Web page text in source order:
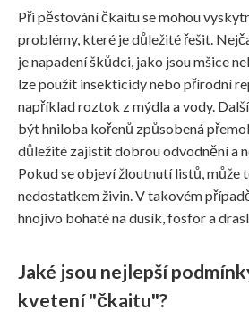
Při pěstování čkaitu se mohou
problémy, které je důležité řešit.
je napadení škůdci, jako jsou mšice
lze použít insekticidy nebo přírodní
například roztok z mýdla a vody.
být hniloba kořenů způsobená
důležité zajistit dobrou odvodnění a
Pokud se objeví žloutnutí listů, může
nedostatkem živin. V takovém
hnojivo bohaté na dusík, fosfor a
Jaké jsou nejlepší
kvetení "čkaitu"?